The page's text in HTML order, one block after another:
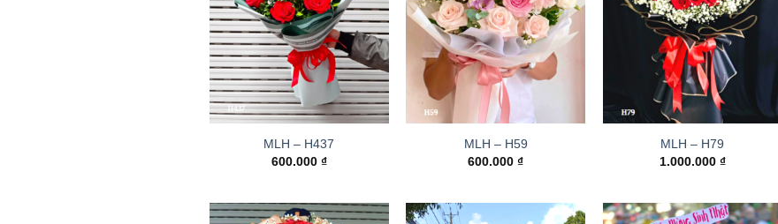
MLH – H437
600.000 ₫
MLH – H59
600.000₫
MLH – H79
1.000.000 ₫